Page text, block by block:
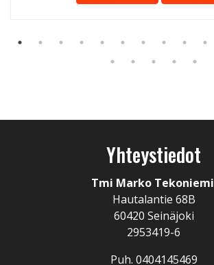
Yhteystiedot
Tmi Marko Tekoniemi
Hautalantie 68B
60420 Seinäjoki
2953419-6
Puh. 0404145469